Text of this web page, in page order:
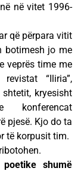
në vitet 1996-
që përpara vitit
botimesh jo me
veprës time me
“Iliria”,
kryesisht
konferencat
pjesë. Kjo do ta
të korpusit tim.
shumë